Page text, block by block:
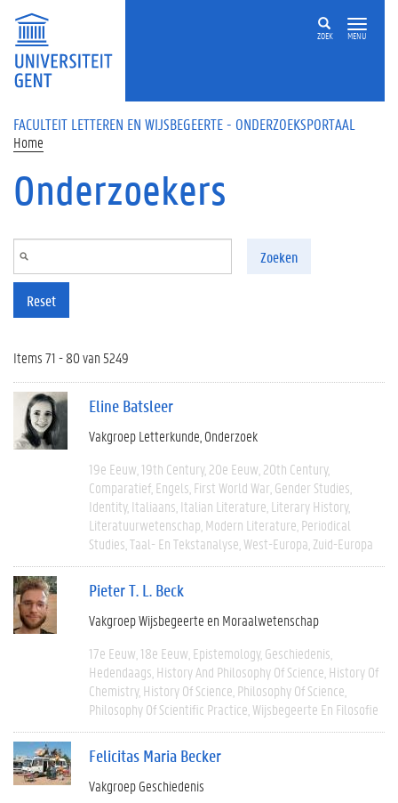
Overslaan en naar de inhoud gaan
ZOEK MENU
FACULTEIT LETTEREN EN WIJSBEGEERTE - ONDERZOEKSPORTAAL
Home
Onderzoekers
Zoeken
Reset
Items 71 - 80 van 5249
Eline Batsleer
Vakgroep Letterkunde Onderzoek
19e Eeuw 19th Century 20e Eeuw 20th Century
Comparatief Engels First World War Gender Studies
Identity Italiaans Italian Literature Literary History
Literatuurwetenschap Modern Literature Periodical
Studies Taal- En Tekstanalyse West-Europa Zuid-Europa
Pieter T. L. Beck
Vakgroep Wijsbegeerte en Moraalwetenschap
17e Eeuw 18e Eeuw Epistemology Geschiedenis
Hedendaags History And Philosophy Of Science History Of
Chemistry History Of Science Philosophy Of Science
Philosophy Of Scientific Practice Wijsbegeerte En Filosofie
Felicitas Maria Becker
Vakgroep Geschiedenis